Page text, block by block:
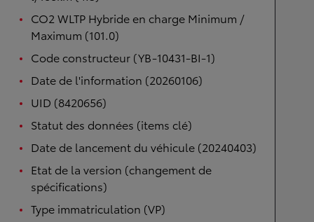
CO2 WLTP Hybride en charge Minimum /
Maximum (101.0)
Code constructeur (YB-10431-BI-1)
Date de l'information (20260106)
UID (8420656)
Statut des données (items clé)
Date de lancement du véhicule (20240403)
Etat de la version (changement de
spécifications)
Type immatriculation (VP)